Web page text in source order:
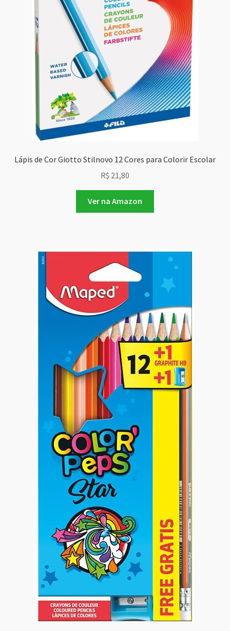
Lápis de Cor Giotto Stilnovo 12 Cores para Colorir Escolar
R$ 21,80
Ver na Amazon